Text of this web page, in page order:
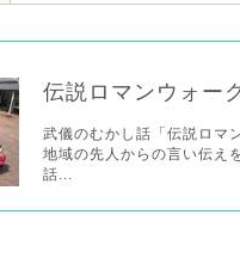
伝説ロマンウォー
武儀のむかし話「伝説ロマ
地域の先人からの言い伝え
話...